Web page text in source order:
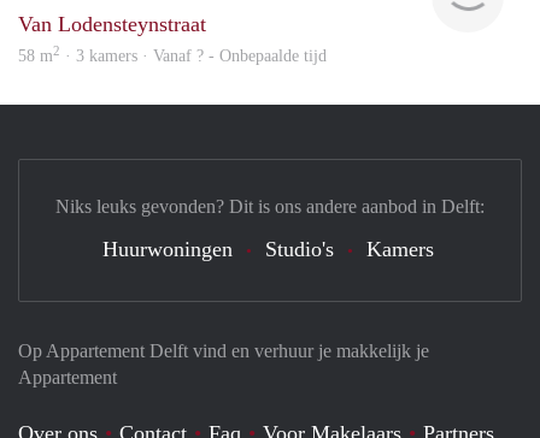
Van Lodensteynstraat
58 m2 · 3 kamers · Vanaf ? - Onbepaalde tijd
Op Appartement Delft vind en verhuur je makkelijk je
Appartement
Over ons Contact Faq Voor Makelaars Partners
Niks leuks gevonden? Dit is ons andere aanbod in Delft:
Huurwoningen Studio's Kamers